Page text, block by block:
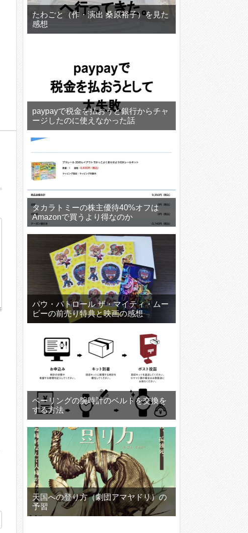
たわごと（作・演出 桑原裕子）を見た
感想
paypayで税金を払おうと銀行からチャ
ージしたのに使えなかった話
タカラトミーの株主優待40%オフは
Amazonで買うより得なのか
パウ・パトロール ザ・マイティ・ムー
ビーの前売り特典と映画の感想
ベーリングの腕時計のベルトを交換を
する方法
天国への登り方（劇団アマヤドリ）の
予習